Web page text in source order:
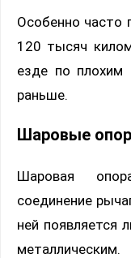
Особенно часто
120 тысяч
езде по плохим
раньше.
Шаровые
Шаровая
соединение
ней появляется